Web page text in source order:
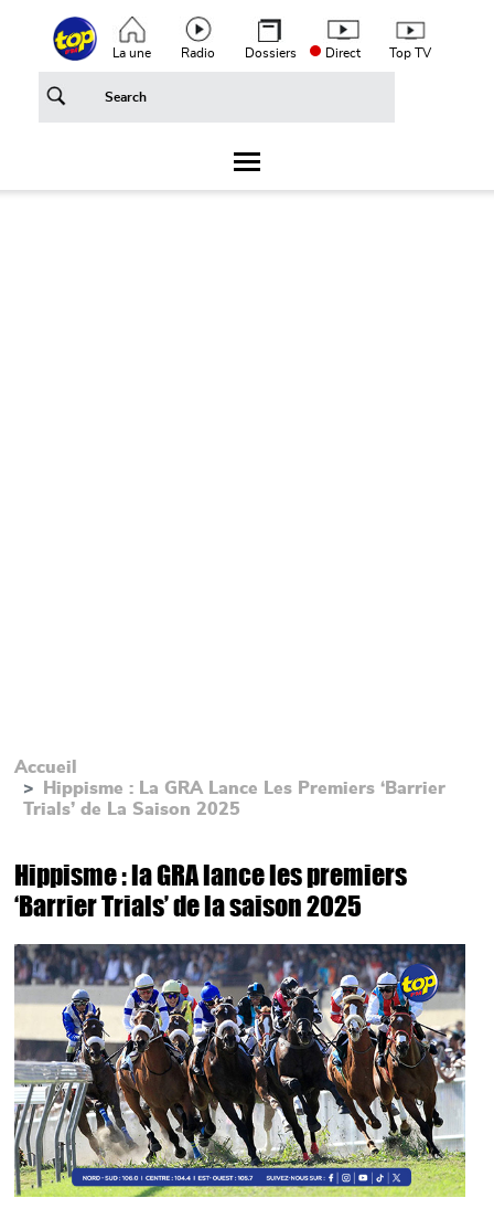
Aller au contenu principalTop header menu
La une Radio Dossiers Direct Top TV
Accueil
Hippisme : La GRA Lance Les Premiers ‘Barrier
Trials’ de La Saison 2025
Hippisme : la GRA lance les premiers
‘Barrier Trials’ de la saison 2025
Main picture